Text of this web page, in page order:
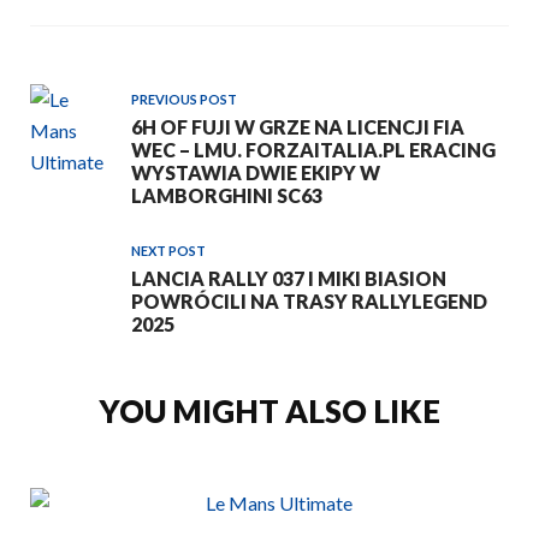
PREVIOUS POST
6H OF FUJI W GRZE NA LICENCJI FIA
WEC – LMU. FORZAITALIA.PL ERACING
WYSTAWIA DWIE EKIPY W
LAMBORGHINI SC63
NEXT POST
LANCIA RALLY 037 I MIKI BIASION
POWRÓCILI NA TRASY RALLYLEGEND
2025
YOU MIGHT ALSO LIKE